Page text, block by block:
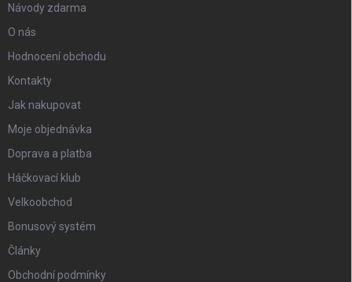
Návody zdarma
O nás
Hodnocení obchodu
Kontakty
Jak nakupovat
Moje objednávka
Doprava a platba
Háčkovací klub
Velkoobchod
Bonusový systém
Články
Obchodní podmínky